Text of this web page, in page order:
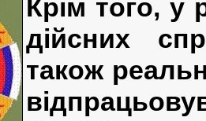
Крім того, у
дійсних
також